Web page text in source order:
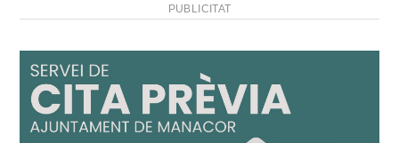
PUBLICITAT